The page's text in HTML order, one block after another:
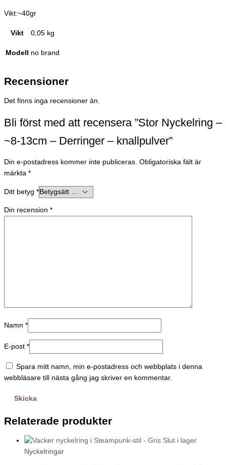
Vikt:~40gr
Vikt 0,05 kg
Modell no brand
Recensioner
Det finns inga recensioner än.
Bli först med att recensera ”Stor Nyckelring –
~8-13cm – Derringer – knallpulver”
Din e-postadress kommer inte publiceras. Obligatoriska fält är
märkta *
Ditt betyg *
Din recension *
Namn *
E-post *
Spara mitt namn, min e-postadress och webbplats i denna
webbläsare till nästa gång jag skriver en kommentar.
Relaterade produkter
Slut i lager
Nyckelringar